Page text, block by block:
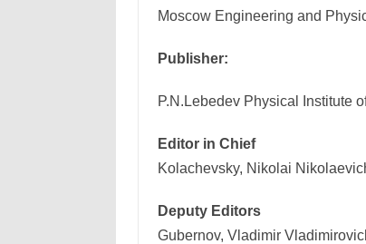
Moscow Engineering and
Publisher:
P.N.Lebedev Physical Institute
Editor in Chief
Kolachevsky, Nikolai
Deputy Editors
Gubernov, Vladimir